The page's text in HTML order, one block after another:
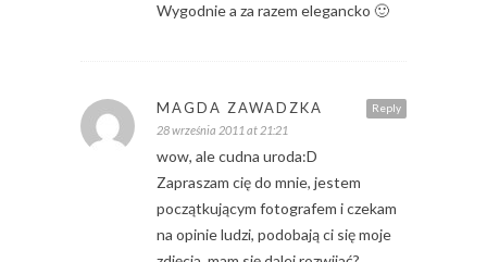
Wygodnie a za razem elegancko 🙂
Reply
MAGDA ZAWADZKA
28 września 2011 at 21:21
wow, ale cudna uroda:D
Zapraszam cię do mnie, jestem
początkującym fotografem i czekam
na opinie ludzi, podobają ci się moje